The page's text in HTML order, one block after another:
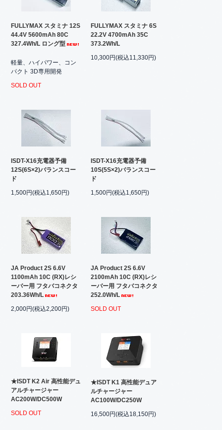
FULLYMAX スタミナ 12S
44.4V 5600mAh 80C
327.4Wh/L ロング型
軽量、ハイパワー、コン
パクト 3D専用開発
SOLD OUT
FULLYMAX スタミナ 6S
22.2V 4700mAh 35C
373.2Wh/L
10,300円(税込11,330円)
ISDT-X16充電器予備
12S(6S×2)バランスコー
ド
1,500円(税込1,650円)
ISDT-X16充電器予備
10S(5S×2)バランスコー
ド
1,500円(税込1,650円)
JA Product 2S 6.6V
1100mAh 10C (RX)レシ
ーバー用 フタバコネクタ
203.36Wh/L
2,000円(税込2,200円)
JA Product 2S 6.6V
2100mAh 10C (RX)レシ
ーバー用 フタバコネクタ
252.0Wh/L
SOLD OUT
★ISDT K2 Air 高性能デュ
アルチャージャー
AC200W/DC500W
SOLD OUT
★ISDT K1 高性能デュア
ルチャージャー
AC100W/DC250W
16,500円(税込18,150円)